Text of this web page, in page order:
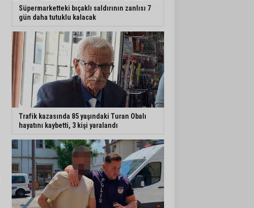
Süpermarketteki bıçaklı saldırının zanlısı 7
gün daha tutuklu kalacak
Trafik kazasında 85 yaşındaki Turan Obalı
hayatını kaybetti, 3 kişi yaralandı